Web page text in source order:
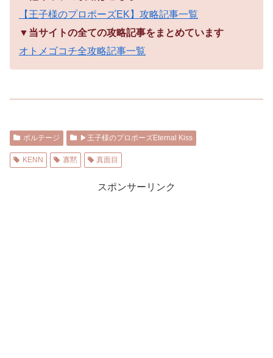
【王子様のプロポーズEK】攻略記事一覧
▼当サイトの全ての攻略記事をまとめています
オトメゴコチ全攻略記事一覧
ボルテージ ▶︎王子様のプロポーズEternal Kiss
KENN 寡黙 真面目
スポンサーリンク